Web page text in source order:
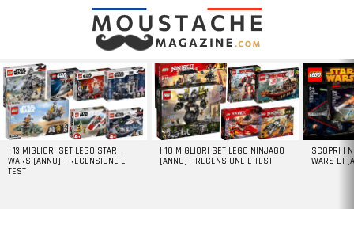
LATEST
STORIES
I 13 MIGLIORI SET LEGO STAR
WARS [ANNO] – RECENSIONE E
TEST
I 10 MIGLIORI SET LEGO NINJAGO
[ANNO] – RECENSIONE E TEST
SCOPRI I
WARS DI